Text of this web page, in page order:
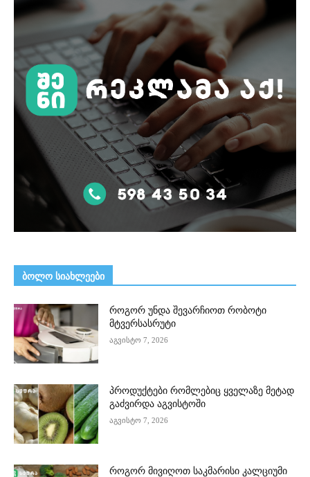
ᲑᲝᲚᲝ ᲡᲘᲐᲮᲚᲔᲔᲑᲘ
როგორ უნდა შევარჩიოთ რობოტი
მტვერსასრუტი
აგვისტო 7, 2026
პროდუქტები რომლებიც ყველაზე მეტად
გაძვირდა აგვისტოში
აგვისტო 7, 2026
როგორ მივიღოთ საკმარისი კალციუმი